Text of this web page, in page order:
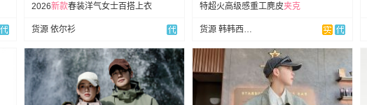
2026新款春装洋气女士百搭上衣
货源 依尔衫
特超火高级感重工麂皮夹克
货源 韩韩西美工厂店